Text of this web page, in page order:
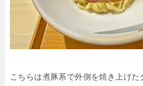
こちらは煮豚系で外側を焼き上げた